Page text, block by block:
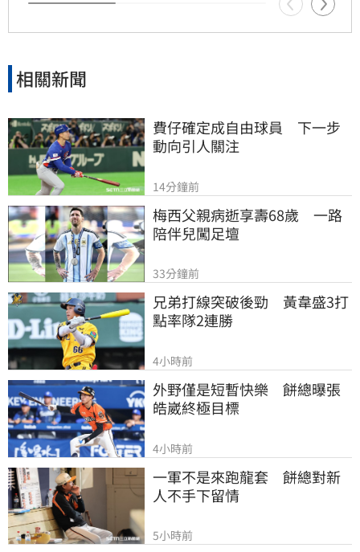
相關新聞
費仔確定成自由球員　下一步
動向引人關注
14分鐘前
梅西父親病逝享壽68歲　一路
陪伴兒闖足壇
33分鐘前
兄弟打線突破後勁　黃韋盛3打
點率隊2連勝
4小時前
外野僅是短暫快樂　餅總曝張
皓崴終極目標
4小時前
一軍不是來跑龍套　餅總對新
人不手下留情
5小時前